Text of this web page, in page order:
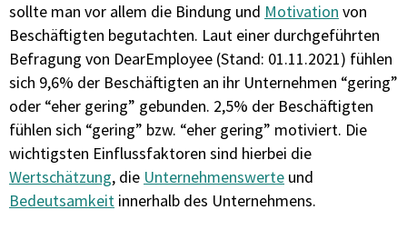
sollte man vor allem die Bindung und Motivation von
Beschäftigten begutachten. Laut einer durchgeführten
Befragung von DearEmployee (Stand: 01.11.2021) fühlen
sich 9,6% der Beschäftigten an ihr Unternehmen “gering”
oder “eher gering” gebunden. 2,5% der Beschäftigten
fühlen sich “gering” bzw. “eher gering” motiviert. Die
wichtigsten Einflussfaktoren sind hierbei die
Wertschätzung, die Unternehmenswerte und
Bedeutsamkeit innerhalb des Unternehmens.